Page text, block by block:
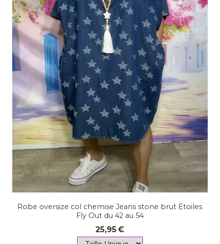
Robe oversize col chemise Jeans stone brut Etoiles
Fly Out du 42 au 54
25,95€